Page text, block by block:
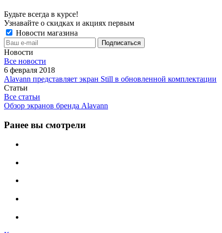
Будьте всегда в курсе!
Узнавайте о скидках и акциях первым
Новости магазина
Новости
Все новости
6 февраля 2018
Alavann представляет экран Still в обновленной комплектации
Статьи
Все статьи
Обзор экранов бренда Alavann
Ранее вы смотрели